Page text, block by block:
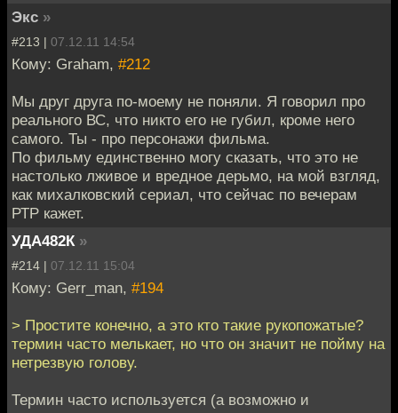
Экс »
#213 | 07.12.11 14:54
Кому: Graham, #212
Мы друг друга по-моему не поняли. Я говорил про
реального ВС, что никто его не губил, кроме него
самого. Ты - про персонажи фильма.
По фильму единственно могу сказать, что это не
настолько лживое и вредное дерьмо, на мой взгляд,
как михалковский сериал, что сейчас по вечерам
РТР кажет.
УДА482К »
#214 | 07.12.11 15:04
Кому: Gerr_man, #194
> Простите конечно, а это кто такие рукопожатые?
термин часто мелькает, но что он значит не пойму на
нетрезвую голову.
Термин часто используется (а возможно и